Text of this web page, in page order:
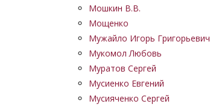
Мошкин В.В.
Мощенко
Мужайло Игорь Григорьевич
Мукомол Любовь
Муратов Сергей
Мусиенко Евгений
Мусияченко Сергей